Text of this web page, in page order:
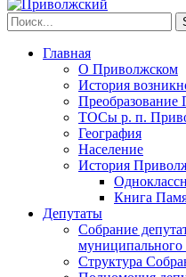
Главная
О Приволжском
История
ТОСы р. п.
География
Население
История
Книга
Депутаты
Собрание
муниципального
Структура